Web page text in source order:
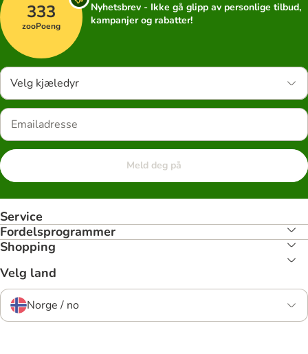
333
zooPoeng
Nyhetsbrev - Ikke gå glipp av personlige tilbud,
kampanjer og rabatter!
Velg kjæledyr
Meld deg på
Service
Fordelsprogrammer
Shopping
Velg land
Norge / no